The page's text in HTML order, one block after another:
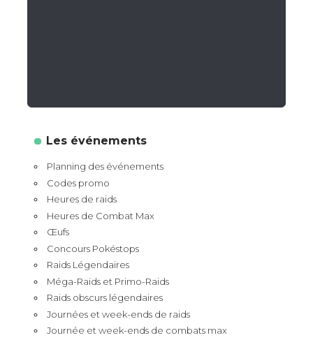
Les événements
Planning des événements
Codes promo
Heures de raids
Heures de Combat Max
Œufs
Concours Pokéstops
Raids Légendaires
Méga-Raids et Primo-Raids
Raids obscurs légendaires
Journées et week-ends de raids
Journée et week-ends de combats max